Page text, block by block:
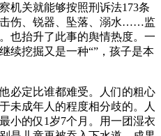
机关就能够按照刑诉法173条
伤、锐器、坠落、溺水……监
也抬升了此事的舆情热度。一
续挖掘又是一种“”，孩子是本
定比谁都难受。人们的粗心
未成年人的程度相分歧的。人
小的仅1岁7个月。用一团湿衣